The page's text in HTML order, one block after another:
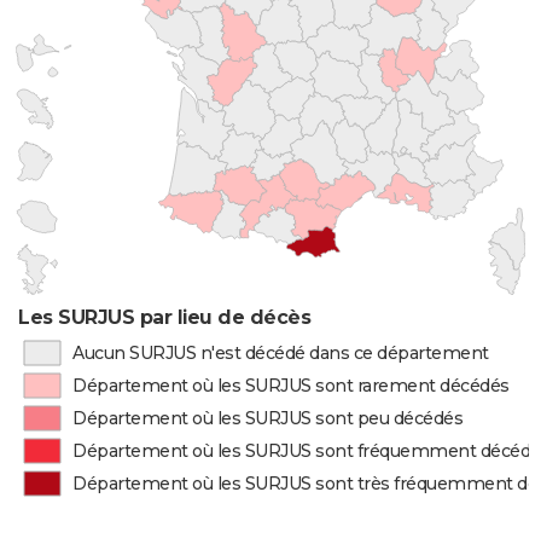
Les SURJUS par lieu de décès
Aucun SURJUS n'est décédé dans ce département
Département où les SURJUS sont rarement décédés
Département où les SURJUS sont peu décédés
Département où les SURJUS sont fréquemment
Département où les SURJUS sont très fréquemment